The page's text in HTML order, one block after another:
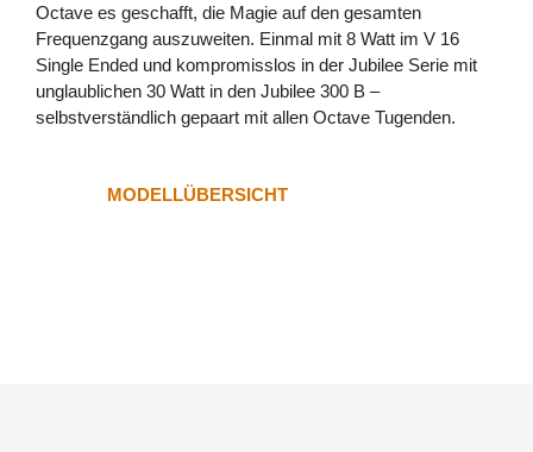
JUBILEE MONO ULTIMATE
JUBILEE CLASS A
NEU
V 70 CLASS A
Octave es geschafft, die Magie auf den gesamten
Frequenzgang auszuweiten. Einmal mit 8 Watt im V 16
Single Ended und kompromisslos in der Jubilee Serie mit
unglaublichen 30 Watt in den Jubilee 300 B –
selbstverständlich gepaart mit allen Octave Tugenden.
MODELLÜBERSICHT